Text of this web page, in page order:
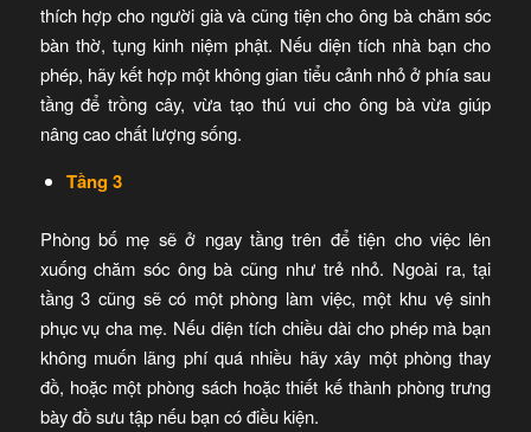
thích hợp cho người già và cũng tiện cho ông bà chăm sóc
bàn thờ, tụng kinh niệm phật. Nếu diện tích nhà bạn cho
phép, hãy kết hợp một không gian tiểu cảnh nhỏ ở phía sau
tầng để trồng cây, vừa tạo thú vui cho ông bà vừa giúp
nâng cao chất lượng sống.
Tầng 3
Phòng bố mẹ sẽ ở ngay tầng trên để tiện cho việc lên
xuống chăm sóc ông bà cũng như trẻ nhỏ. Ngoài ra, tại
tầng 3 cũng sẽ có một phòng làm việc, một khu vệ sinh
phục vụ cha mẹ. Nếu diện tích chiều dài cho phép mà bạn
không muốn lãng phí quá nhiều hãy xây một phòng thay
đồ, hoặc một phòng sách hoặc thiết kế thành phòng trưng
bày đồ sưu tập nếu bạn có điều kiện.